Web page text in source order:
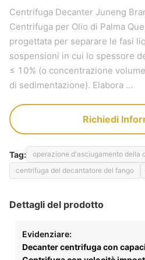
Centrifuga Decanter Juneng
Centrifuga per Olio di Palma
progettata per separare le fasi
sospensioni in cui lo spessore
≤ 10% (o concentrazione
di sedimentazione). Elabora ...
Richiedi
Tag:
operazione d'asciugamento della
centrifuga del decantatore del fango
Dettagli del prodotto
Evidenziare:
Decanter centrifuga con